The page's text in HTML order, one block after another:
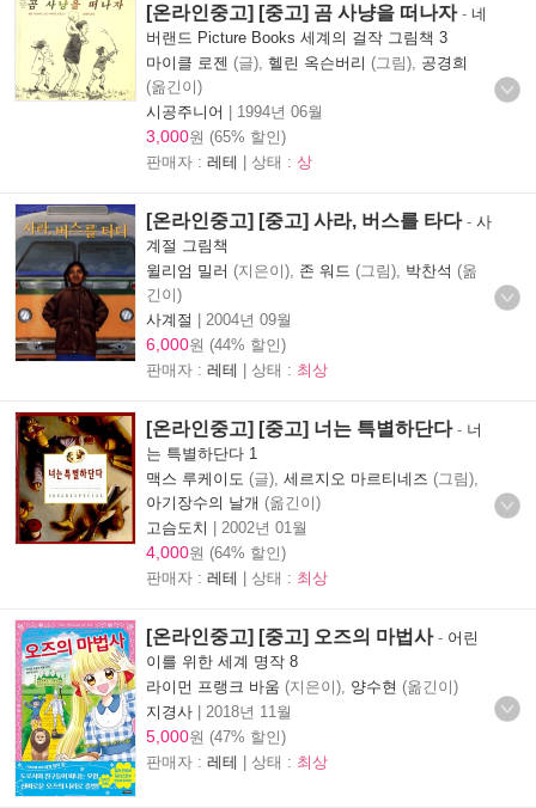
[온라인중고] [중고] 곰 사냥을 떠나자- 네
버랜드 Picture Books 세계의 걸작 그림책 3
마이클 로젠 (글), 헬린 옥슨버리 (그림), 공경희
(옮긴이)
시공주니어 | 1994년 06월
3,000원 (65% 할인)
판매자 : 레테 | 상태 : 상
[온라인중고] [중고] 사라, 버스를 타다- 사
계절 그림책
윌리엄 밀러 (지은이), 존 워드 (그림), 박찬석 (옮
긴이)
사계절 | 2004년 09월
6,000원 (44% 할인)
판매자 : 레테 | 상태 : 최상
[온라인중고] [중고] 너는 특별하단다- 너
는 특별하단다 1
맥스 루케이도 (글), 세르지오 마르티네즈 (그림),
아기장수의 날개 (옮긴이)
고슴도치 | 2002년 01월
4,000원 (64% 할인)
판매자 : 레테 | 상태 : 최상
[온라인중고] [중고] 오즈의 마법사- 어린
이를 위한 세계 명작 8
라이먼 프랭크 바움 (지은이), 양수현 (옮긴이)
지경사 | 2018년 11월
5,000원 (47% 할인)
판매자 : 레테 | 상태 : 최상